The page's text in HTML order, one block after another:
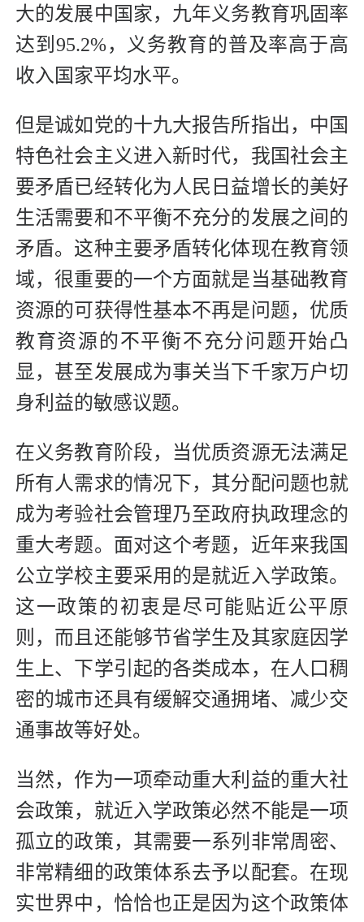
大的发展中国家，九年义务教育巩固率
达到95.2%，义务教育的普及率高于高
收入国家平均水平。
但是诚如党的十九大报告所指出，中国
特色社会主义进入新时代，我国社会主
要矛盾已经转化为人民日益增长的美好
生活需要和不平衡不充分的发展之间的
矛盾。这种主要矛盾转化体现在教育领
域，很重要的一个方面就是当基础教育
资源的可获得性基本不再是问题，优质
教育资源的不平衡不充分问题开始凸
显，甚至发展成为事关当下千家万户切
身利益的敏感议题。
在义务教育阶段，当优质资源无法满足
所有人需求的情况下，其分配问题也就
成为考验社会管理乃至政府执政理念的
重大考题。面对这个考题，近年来我国
公立学校主要采用的是就近入学政策。
这一政策的初衷是尽可能贴近公平原
则，而且还能够节省学生及其家庭因学
生上、下学引起的各类成本，在人口稠
密的城市还具有缓解交通拥堵、减少交
通事故等好处。
当然，作为一项牵动重大利益的重大社
会政策，就近入学政策必然不能是一项
孤立的政策，其需要一系列非常周密、
非常精细的政策体系去予以配套。在现
实世界中，恰恰也正是因为这个政策体